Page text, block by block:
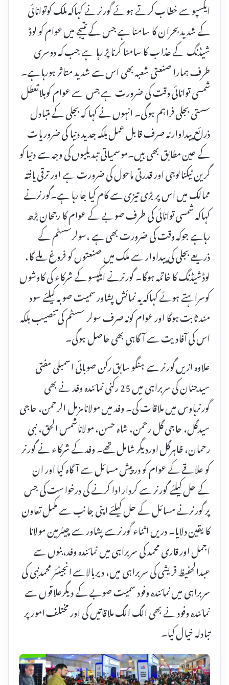
ایکسپوسے خطاب کرتے ہوئے گورنرنے کہاکہ ملک کوتوانائی
کے شدید بحران کا سامنا ہے جس کے نتیجے میں عوام کو لوڈ
شیڈنگ کے عذاب کا سامنا کرنا پڑ رہا ہے جب کہ دوسری
طرف ہمارا صنعتی شعبہ بھی اس سے شدید متاثر ہورہا ہے۔
شمسی توانائی وقت کی ضرورت ہے جس سے عوام کوبلاتعطل
سستی بجلی فراہم ہوگی۔ انہوں نے کہا کہ بجلی کے متبادل
ذرائع پیداوار نہ صرف قابل عمل بلکہ جدید دنیا کی ضروریات
کے عین مطابق بھی ہیں۔موسمیاتی تبدیلیوں کی وجہ سے دنیا کو
گرین ٹیکنالوجی اور قدرتی ماحول کی ضرورت ہے اور ترقی یافتہ
ممالک میں اس پر بڑی تیزی سے کام کیا جا رہا ہے۔گورنرنے
کہاکہ شمسی توانائی کی طرف صوبے کے عوام کا رجحان بڑھ
رہاہے جوکہ وقت کی ضرورت بھی ہے ،سولرسسٹم کے
ذریعے بجلی کی پیداوار سے ملک میں صنعتوں کو فروغ ملے گا،
لوڈشیڈنگ کا خاتمہ ہوگا۔ گورنرنے ایکپسو کے شرکاء کی کاوشوں
کوسراہتے ہوئے کہاکہ یہ نمائش پشاور سمیت صوبہ کیلئے سود
مند ثابت ہوگا اور عوام کونہ صرف سولر سسٹم کی تنصیب بلکہ
اس کی آفادیت سے آگاہی بھی حاصل ہوگی۔
علاوہ ازیں گورنر سے ہنگو سابق رکن صوبائی اسمبلی مفتی
سیدجنان کی سربراہی میں 25 رکنی نمائندہ وفد نے بھی
گورنرہاوس میں ملاقات کی۔ وفد میں مولانامزمل الرحمن، حاجی
سیدگل، حاجی گل رحمن، شاہ حسن، مولاناشمس الحق، نبی
رحمان، ظاہرگل اوردیگر شامل تھے۔ وفد کے شرکاء نے گورنر
کو علاقے کے عوام کو درپیش مسائل سے آگاہ کیا اور ان
کے حل کیلئے گورنر سے کردار ادا کرنے کی درخواست کی جس
پر گورنرنے مسائل کے حل کیلئے اپنی جانب سے مکمل تعاون
کا یقین دلایا۔ دریں اثناء گورنرسے پشاور سے چیئرمین مولانا
اجمل اور قاری محمد کی سربراہی میں نمائندہ وفد،بنوں سے
عبدالحفیظ قریشی کی سربراہی میں، دیربالاسے انجینئر محمدنبی کی
سربراہی میں نمائندہ وفود سمیت صوبے کے دیگرعلاقوں سے
نمائندہ وفود نے بھی الگ الگ ملاقاتیں کی اور مختلف امور پر
تبادلہ خیال کیا۔